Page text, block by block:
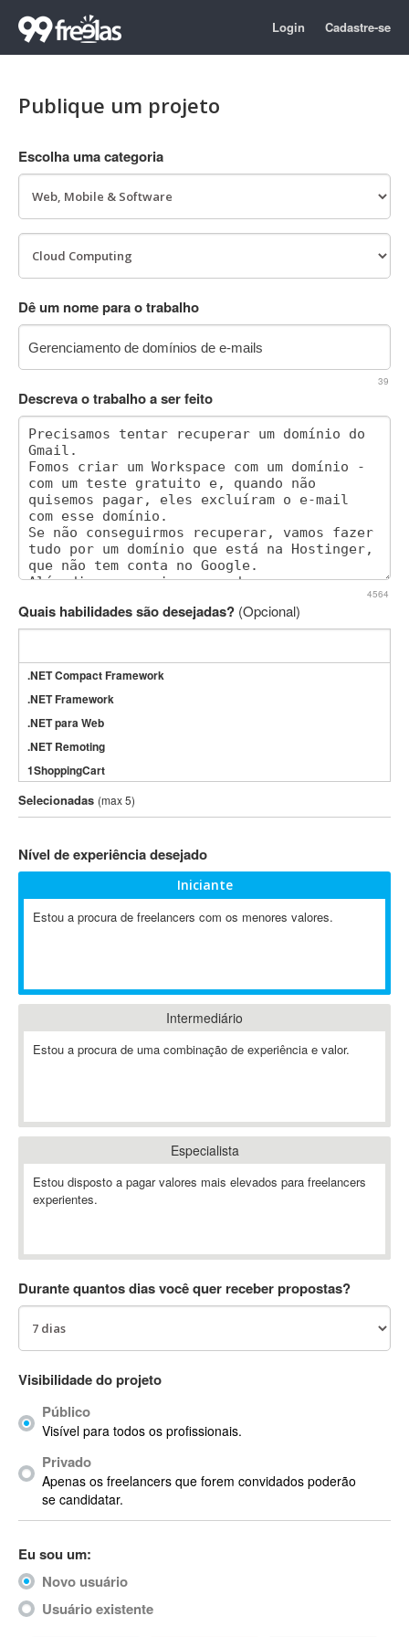
Login Cadastre-se
Publique um projeto
Escolha uma categoria
Dê um nome para o trabalho
39
Descreva o trabalho a ser feito
4564
Quais habilidades são desejadas? (Opcional)
.NET Compact Framework
.NET Framework
.NET para Web
.NET Remoting
1ShoppingCart
3DS Max
3GSM
802.11
A-GPS
ABAP
Abaqus
ABBYY FineReader
Ableton
Ableton Push
Abstract
AC3
ACID Pro
ACPI
Acrobat
Acrobat X
Acronis
ACT
Actimize
ActionScript
ActionScript 3
Selecionadas (max 5)
Nível de experiência desejado
Iniciante
Estou a procura de freelancers com os menores valores.
Intermediário
Estou a procura de uma combinação de experiência e valor.
Especialista
Estou disposto a pagar valores mais elevados para freelancers
experientes.
Durante quantos dias você quer receber propostas?
Visibilidade do projeto
Público
Visível para todos os profissionais.
Privado
Apenas os freelancers que forem convidados poderão
se candidatar.
Eu sou um:
Novo usuário
Usuário existente